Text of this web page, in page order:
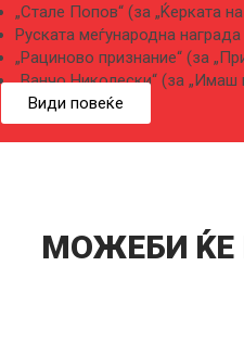
„Стале Попов“ (за „Ќерката
Руската меѓународна награда
„Рациново признание“ (за
„Ванчо Николески“ (за „Имаш
Види повеќе
МОЖЕБИ ЌЕ